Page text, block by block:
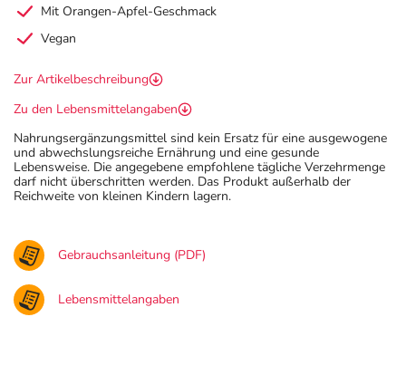
Mit Orangen-Apfel-Geschmack
Vegan
Zur Artikelbeschreibung
Zu den Lebensmittelangaben
Nahrungsergänzungsmittel sind kein Ersatz für eine ausgewogene
und abwechslungsreiche Ernährung und eine gesunde
Lebensweise. Die angegebene empfohlene tägliche Verzehrmenge
darf nicht überschritten werden. Das Produkt außerhalb der
Reichweite von kleinen Kindern lagern.
Gebrauchsanleitung (PDF)
Lebensmittelangaben